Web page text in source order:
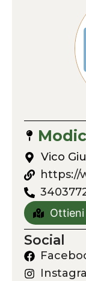
Vico
https://
Social